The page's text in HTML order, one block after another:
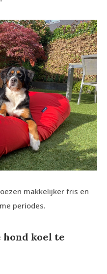
makkelijker fris en
periodes.
koel te